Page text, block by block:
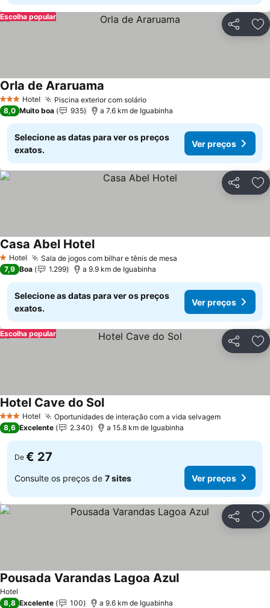
Partilhar
Escolha popular
3 EstrelasHotel Piscina exterior com solário
Orla de Araruama
8,0 Muito boa 935 a 7.6 km de Iguabinha
Selecione as datas para ver os preços
exatos.
Ver preços
Partilhar
1 Estrelas
Hotel Sala de jogos com bilhar e tênis de mesa
Casa Abel Hotel
7,9 Boa 1.299 a 9.9 km de Iguabinha
Selecione as datas para ver os preços
exatos.
Ver preços
Partilhar
Escolha popular
3 EstrelasHotel Oportunidades de interação com a vida selvagem
Hotel Cave do Sol
8,6 Excelente 2.340 a 15.8 km de Iguabinha
De € 27
Consulte os preços de 7 sites Ver preços
Partilhar
Hotel
Pousada Varandas Lagoa Azul
8,8 Excelente 100 a 9.6 km de Iguabinha